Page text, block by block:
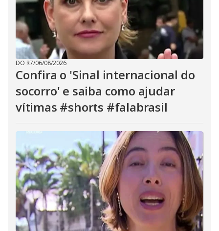
DO R7/06/08/2026
Confira o 'Sinal internacional do
socorro' e saiba como ajudar
vítimas #shorts #falabrasil